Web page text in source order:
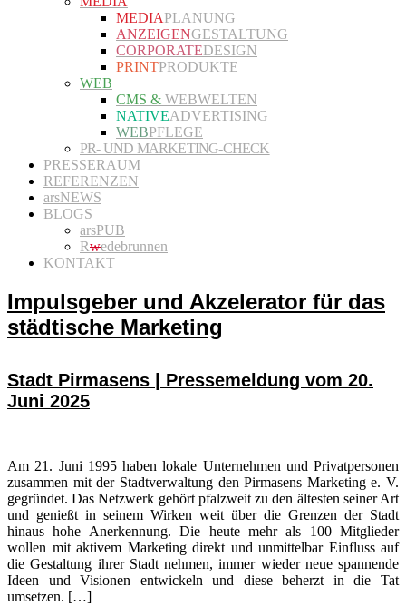
MEDIAPLANUNG
ANZEIGENGESTALTUNG
CORPORATEDESIGN
PRINTPRODUKTE
WEB
CMS & WEBWELTEN
NATIVEADVERTISING
WEBPFLEGE
PR- UND MARKETING-CHECK
PRESSERAUM
REFERENZEN
arsNEWS
BLOGS
arsPUB
Rwedebrunnen
KONTAKT
Impulsgeber und Akzelerator für das
städtische Marketing
Stadt Pirmasens | Pressemeldung vom 20.
Juni 2025
Am 21. Juni 1995 haben lokale Unternehmen und Privatpersonen
zusammen mit der Stadtverwaltung den Pirmasens Marketing e. V.
gegründet. Das Netzwerk gehört pfalzweit zu den ältesten seiner Art
und genießt in seinem Wirken weit über die Grenzen der Stadt
hinaus hohe Anerkennung. Die heute mehr als 100 Mitglieder
wollen mit aktivem Marketing direkt und unmittelbar Einfluss auf
die Gestaltung ihrer Stadt nehmen, immer wieder neue spannende
Ideen und Visionen entwickeln und diese beherzt in die Tat
umsetzen. […]